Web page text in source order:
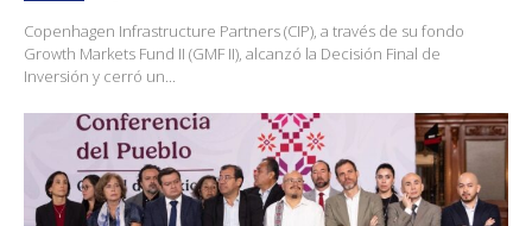
Copenhagen Infrastructure Partners (CIP), a través de su fondo
Growth Markets Fund II (GMF II), alcanzó la Decisión Final de
Inversión y cerró un...